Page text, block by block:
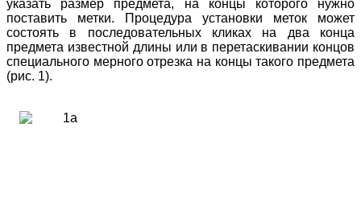
указать размер предмета, на концы которого нужно
поставить метки. Процедура установки меток может
состоять в последовательных кликах на два конца
предмета известной длины или в перетаскивании концов
специального мерного отрезка на концы такого предмета
(рис. 1).